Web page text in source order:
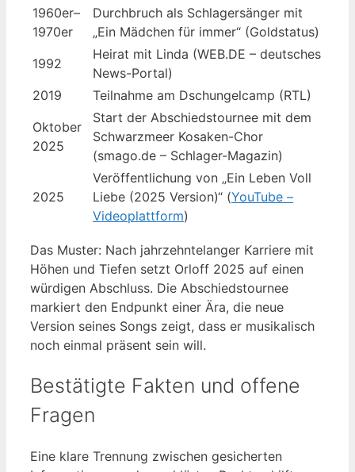
1960er–
1970er
Durchbruch als Schlagersänger mit
„Ein Mädchen für immer“ (Goldstatus)
1992
Heirat mit Linda (WEB.DE – deutsches
News-Portal)
2019
Teilnahme am Dschungelcamp (RTL)
Oktober
2025
Start der Abschiedstournee mit dem
Schwarzmeer Kosaken-Chor
(smago.de – Schlager-Magazin)
2025
Veröffentlichung von „Ein Leben Voll
Liebe (2025 Version)“ (YouTube –
Videoplattform)
Das Muster: Nach jahrzehntelanger Karriere mit
Höhen und Tiefen setzt Orloff 2025 auf einen
würdigen Abschluss. Die Abschiedstournee
markiert den Endpunkt einer Ära, die neue
Version seines Songs zeigt, dass er musikalisch
noch einmal präsent sein will.
Bestätigte Fakten und offene
Fragen
Eine klare Trennung zwischen gesicherten